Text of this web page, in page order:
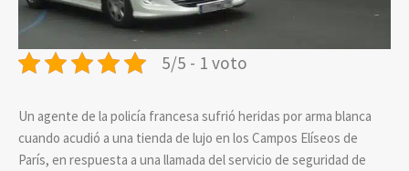
5/5 - 1 voto
Un agente de la policía francesa sufrió heridas por arma blanca
cuando acudió a una tienda de lujo en los Campos Elíseos de
París, en respuesta a una llamada del servicio de seguridad de